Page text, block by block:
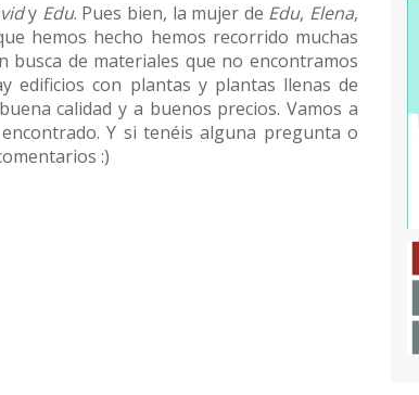
y Edu. Pues bien, la mujer de Edu, Elena,
hemos hecho hemos recorrido muchas
busca de materiales que no encontramos
edificios con plantas y plantas llenas de
calidad y a buenos precios. Vamos a
Y si tenéis alguna pregunta o
:)